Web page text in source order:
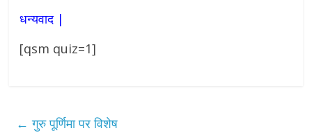
धन्यवाद |
[qsm quiz=1]
← गुरु पूर्णिमा पर विशेष